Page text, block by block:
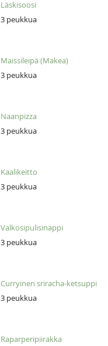
Läskisoosi
3 peukkua
Maissileipä (Makea)
3 peukkua
Naanpizza
3 peukkua
Kaalikeitto
3 peukkua
Valkosipulisinappi
3 peukkua
Curryinen sriracha-ketsuppi
3 peukkua
Raparperipiirakka